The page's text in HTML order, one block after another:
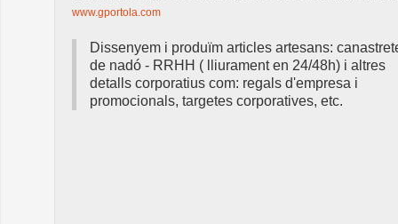
www.gportola.com
Dissenyem i produïm articles artesans:
de nadó - RRHH ( lliurament en 24/48h) i altres
detalls corporatius com: regals d'empresa i
promocionals, targetes corporatives, etc.